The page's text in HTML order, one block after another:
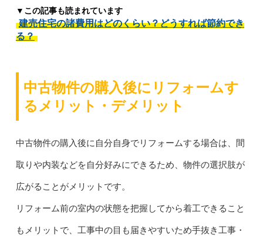
▼この記事も読まれています
建売住宅の諸費用はどのくらい？どうすれば節約でき
る？
中古物件の購入後にリフォームす
るメリット・デメリット
中古物件の購入後に自分自身でリフォームする場合は、間
取りや内装などを自分好みにできるため、物件の選択肢が
広がることがメリットです。
リフォーム前の室内の状態を把握してから着工できること
もメリットで、工事中の目も届きやすいため手抜き工事・